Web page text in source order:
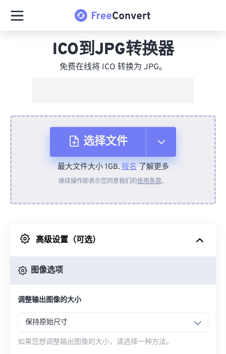
ICO到JPG转换器
免费在线将 ICO 转换为 JPG。
选择文件
从设备
来自 Google Drive
最大文件大小 1GB.报名了解更多
继续操作即表示您同意我们的使用条款。
高级设置（可选）
图像选项
调整输出图像的大小
保持原始尺寸
如果您想调整输出图像的大小，请选择一种方法。